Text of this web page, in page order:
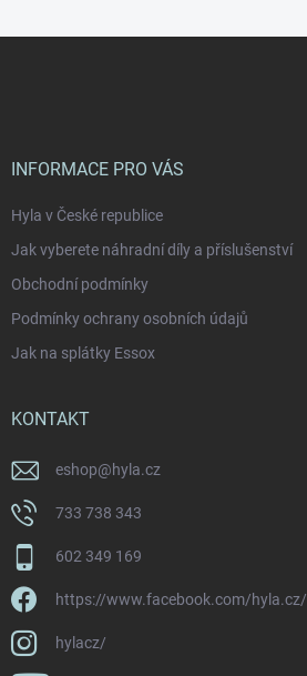
INFORMACE PRO VÁS
Hyla v České republice
Jak vyberete náhradní díly a příslušenství
Obchodní podmínky
Podmínky ochrany osobních údajů
Jak na splátky Essox
KONTAKT
eshop@hyla.cz
733 738 343
602 349 169
https://www.facebook.com/hyla.cz/
hylacz/